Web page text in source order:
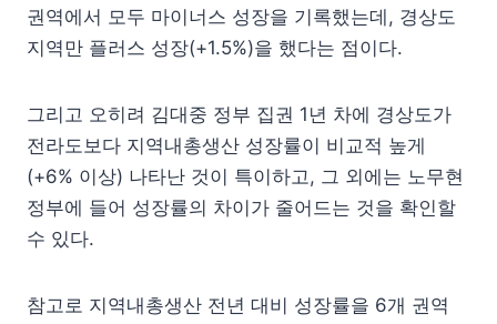
권역에서 모두 마이너스 성장을 기록했는데, 경상도
지역만 플러스 성장(+1.5%)을 했다는 점이다.
그리고 오히려 김대중 정부 집권 1년 차에 경상도가
전라도보다 지역내총생산 성장률이 비교적 높게
(+6% 이상) 나타난 것이 특이하고, 그 외에는 노무현
정부에 들어 성장률의 차이가 줄어드는 것을 확인할
수 있다.
참고로 지역내총생산 전년 대비 성장률을 6개 권역